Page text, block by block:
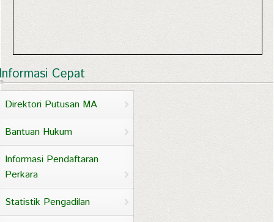
Cepat
Direktori Putusan MA
Bantuan Hukum
Informasi Pendaftaran
Perkara
Statistik Pengadilan